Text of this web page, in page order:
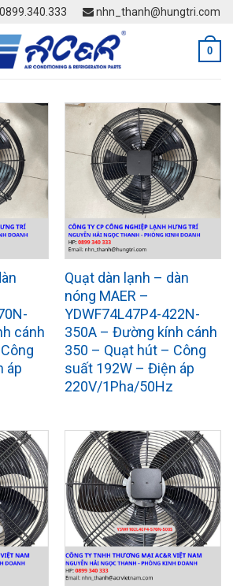
nhn_thanh@hungtri.com
0
cánh
áp
Quạt dàn lạnh – dàn
nóng MAER –
YDWF74L47P4-422N-
350A – Đường kính cánh
350 – Quạt hút – Công
suất 192W – Điện áp
220V/1Pha/50Hz